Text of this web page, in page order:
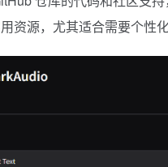
资源，尤其适合需要个性